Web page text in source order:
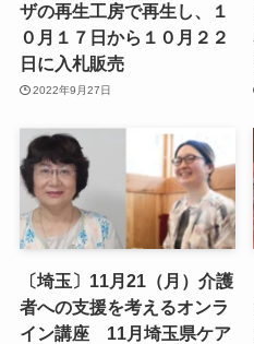
ザの再生工房で再生し、１
０月１７日から１０月２２
日に入札販売
2022年9月27日
〔埼玉〕11月21（月）介護
者への支援を考えるオンラ
イン講座 11月埼玉県ケア